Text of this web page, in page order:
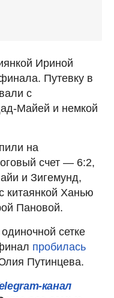
Ириной
Путевку в
с
Майей и немкой
на
счет — 6:2,
и Зигемунд,
китаянкой Ханью
Пановой.
сетке
пробилась
Путинцева.
канал